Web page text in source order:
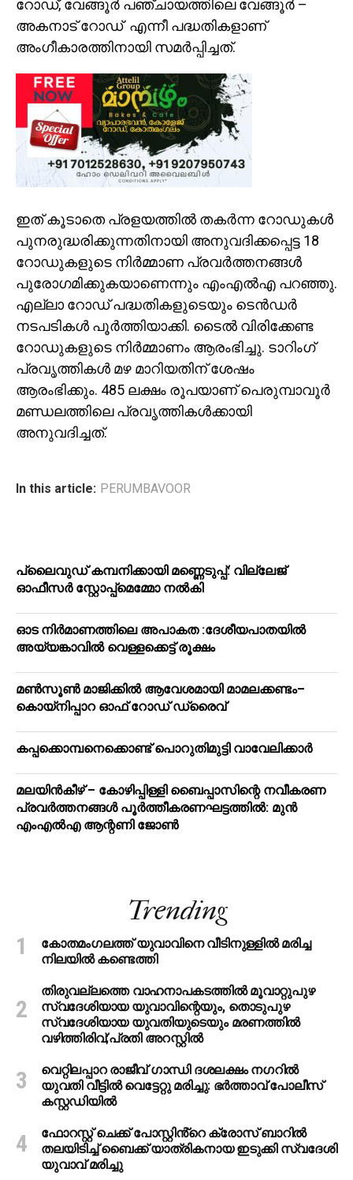
റോഡ്, വേങ്ങൂർ പഞ്ചായത്തിലെ വേങ്ങൂർ –
അകനാട്‌ റോഡ് എന്നീ പദ്ധതികളാണ്
അംഗീകാരത്തിനായി സമർപ്പിച്ചത്.
ഇത് കൂടാതെ പ്രളയത്തിൽ തകർന്ന റോഡുകൾ
പുനരുദ്ധരിക്കുന്നതിനായി അനുവദിക്കപ്പെട്ട 18
റോഡുകളുടെ നിർമ്മാണ പ്രവർത്തനങ്ങൾ
പുരോഗമിക്കുകയാണെന്നും എംഎൽഎ പറഞ്ഞു.
എല്ലാ റോഡ് പദ്ധതികളുടെയും ടെൻഡർ
നടപടികൾ പൂർത്തിയാക്കി. ടൈൽ വിരിക്കേണ്ട
റോഡുകളുടെ നിർമ്മാണം ആരംഭിച്ചു. ടാറിംഗ്
പ്രവൃത്തികൾ മഴ മാറിയതിന് ശേഷം
ആരംഭിക്കും. 485 ലക്ഷം രൂപയാണ് പെരുമ്പാവൂർ
മണ്ഡലത്തിലെ പ്രവൃത്തികൾക്കായി
അനുവദിച്ചത്.
In this article: PERUMBAVOOR
പ്ലൈവുഡ് കമ്പനിക്കായി മണ്ണെടുപ്പ്: വില്ലേജ്
ഓഫീസർ സ്റ്റോപ്പ്മെമ്മോ നൽകി
ഓട നിർമാണത്തിലെ അപാകത :ദേശീയപാതയിൽ
അയ്യങ്കാവിൽ വെള്ളക്കെട്ട് രൂക്ഷം
മൺസൂൺ മാജിക്കിൽ ആവേശമായി മാമലക്കണ്ടം–
കൊയ്‌നിപ്പാറ ഓഫ് റോഡ് ഡ്രൈവ്
കപ്പക്കൊമ്പനെക്കൊണ്ട് പൊറുതിമുട്ടി വാവേലിക്കാർ
മലയിന്‍കീഴ് – കോഴിപ്പിള്ളി ബൈപ്പാസിന്റെ നവീകരണ
പ്രവര്‍ത്തനങ്ങള്‍ പൂര്‍ത്തീകരണഘട്ടത്തില്‍: മുന്‍
എംഎല്‍എ ആന്റണി ജോണ്‍
Trending
കോതമംഗലത്ത് യുവാവിനെ വീടിനുള്ളിൽ മരിച്ച
നിലയിൽ കണ്ടെത്തി
തിരുവല്ലത്തെ വാഹനാപകടത്തില്‍ മൂവാറ്റുപുഴ
സ്വദേശിയായ യുവാവിന്റെയും, തൊടുപുഴ
സ്വദേശിയായ യുവതിയുടെയും മരണത്തില്‍
വഴിത്തിരിവ്;പ്രതി അറസ്റ്റില്‍
വെറ്റിലപ്പാറ രാജീവ് ഗാന്ധി ദശലക്ഷം നഗറിൽ
യുവതി വീട്ടിൽ വെട്ടേറ്റു മരിച്ചു: ഭർത്താവ് പോലീസ്
കസ്റ്റഡിയിൽ
ഫോറസ്റ്റ് ചെക്ക് പോസ്റ്റിൻ്റെ ക്രോസ് ബാറില്‍
തലയിടിച്ച് ബൈക്ക് യാത്രികനായ ഇടുക്കി സ്വദേശി
യുവാവ് മരിച്ചു